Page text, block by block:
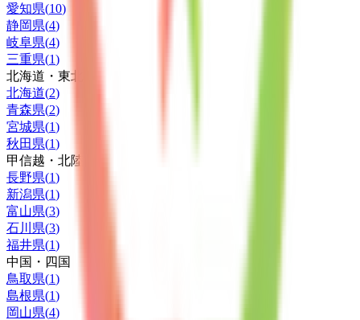
愛知県(10)
静岡県(4)
岐阜県(4)
三重県(1)
北海道・東北
北海道(2)
青森県(2)
宮城県(1)
秋田県(1)
甲信越・北陸
長野県(1)
新潟県(1)
富山県(3)
石川県(3)
福井県(1)
中国・四国
鳥取県(1)
島根県(1)
岡山県(4)